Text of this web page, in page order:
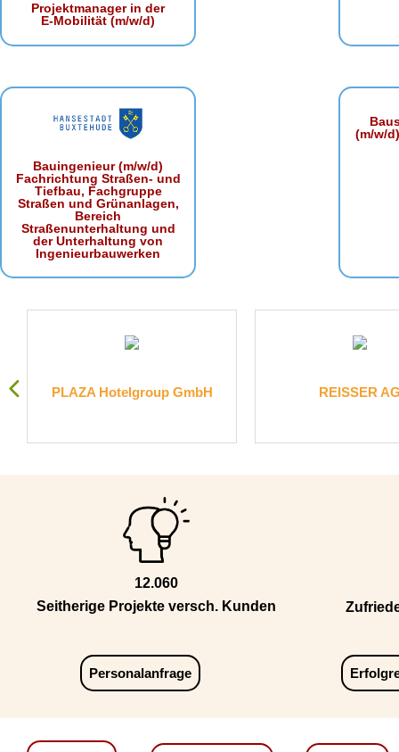
Projektmanager in der
E‑Mobilität (m/w/d)
Bauingenieur (m/w/d)
Fachrichtung Straßen- und
Tiefbau, Fachgruppe
Straßen und Grünanlagen,
Bereich
Straßenunterhaltung und
der Unterhaltung von
Ingenieurbauwerken
(m/w/
PLAZA Hotelgroup GmbH REISSER
12.060
Seitherige Projekte versch. Kunden
Personalanfrage